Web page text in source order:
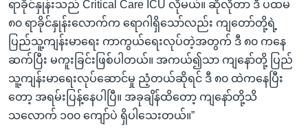
ရာခိုင်နှုန်းသည် Critical Care ICU လိုမယ်။ ဆိုလိုတာ ဒီ ပထမ
၈၀ ရာခိုင်နှုန်းလောက်က ရောဂါရှိသော်လည်း ကျတော်တို့ရဲ့
ပြည်သူ့ကျန်းမာရေး ကာကွယ်ရေးလုပ်တဲ့အတွက် ဒီ ၈၀ ကနေ
ဆက်ပြီး မကူးခြင်းဖြစ်ပါတယ်။ အကယ်၍သာ ကျနော်တို့ ပြည်
သူ့ကျန်းမာရေးလုပ်ဆောင်မှု ညံ့တယ်ဆိုရင် ဒီ ၈၀ ထဲကနေပြီး
တော့ အရမ်းပြန့်နေပါပြီ။ အခုချိန်ထိတော့ ကျနော်တို့သိ
သလောက် ၁၀၀ ကျော်ပဲ ရှိပါသေးတယ်။”